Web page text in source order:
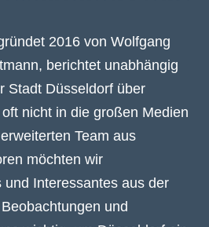
2016 von Wolfgang
berichtet unabhängig
Stadt Düsseldorf über
nicht in die großen Medien
Team aus
möchten wir
und Interessantes aus der
und